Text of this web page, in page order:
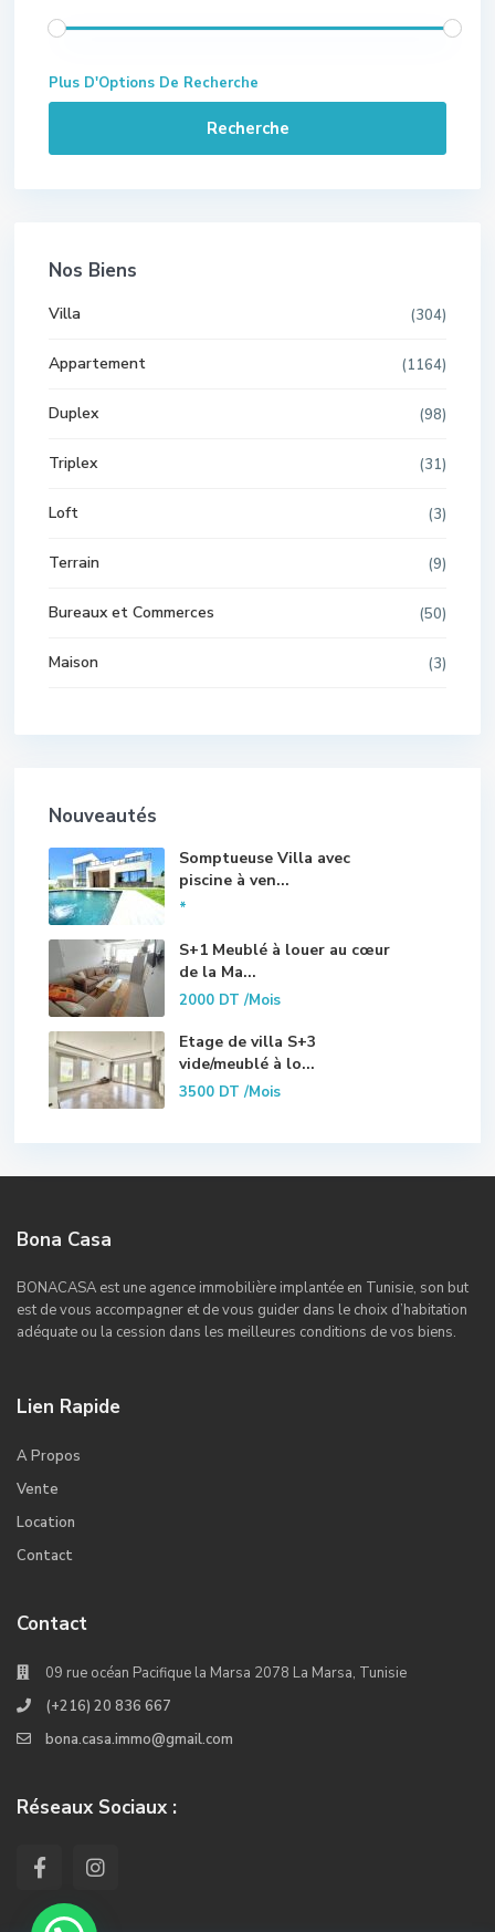
Plus D'Options De Recherche
Recherche
Nos Biens
Villa (304)
Appartement (1164)
Duplex (98)
Triplex (31)
Loft (3)
Terrain (9)
Bureaux et Commerces (50)
Maison (3)
Nouveautés
Somptueuse Villa avec
piscine à ven...
*
S+1 Meublé à louer au cœur
de la Ma...
2000 DT/Mois
Etage de villa S+3
vide/meublé à lo...
3500 DT/Mois
Bona Casa
BONACASA est une agence immobilière implantée en Tunisie, son but
est de vous accompagner et de vous guider dans le choix d’habitation
adéquate ou la cession dans les meilleures conditions de vos biens.
Lien Rapide
A Propos
Vente
Location
Contact
Contact
09 rue océan Pacifique la Marsa 2078 La Marsa, Tunisie
(+216) 20 836 667
bona.casa.immo@gmail.com
Réseaux Sociaux :